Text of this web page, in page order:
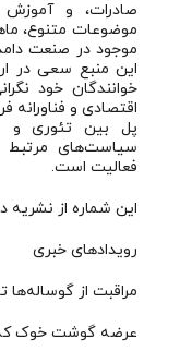
صادرات، و
موضوعات متنوع،
موجود در صنعت
این منبع سعی در
خوانندگان خود
اقتصادی و فناورانه
پل بین تئوری و
سیاست‌های مرتبط
فعالیت است.
این شماره از نشریه
رویدادهای خبری
مراقبت از گوساله‌ها
عرضه گوشت خوک که